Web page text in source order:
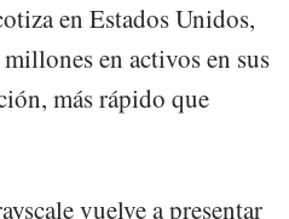
en Estados Unidos,
en activos en sus
más rápido que
vuelve a presentar